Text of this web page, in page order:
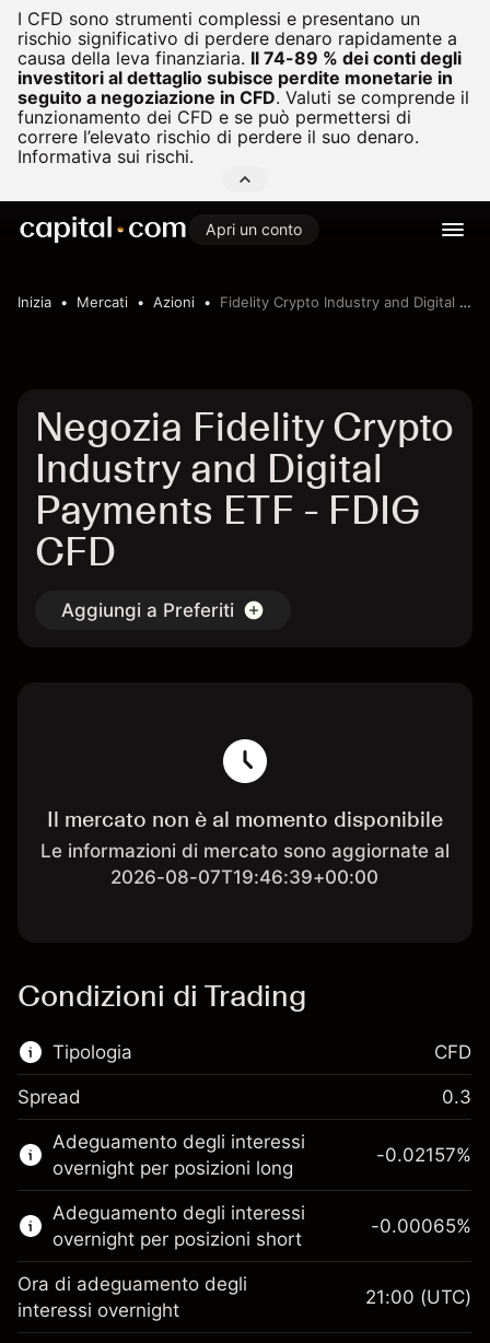
I CFD sono strumenti complessi e presentano un
rischio significativo di perdere denaro rapidamente a
causa della leva finanziaria. Il 74-89 % dei conti degli
investitori al dettaglio subisce perdite monetarie in
seguito a negoziazione in CFD. Valuti se comprende il
funzionamento dei CFD e se può permettersi di
correre l’elevato rischio di perdere il suo denaro.
Informativa sui rischi.
Apri un conto
Inizia Mercati Azioni Fidelity Crypto Industry and Digital Payments ETF
Negozia Fidelity Crypto
Industry and Digital
Payments ETF - FDIG
CFD
Aggiungi a Preferiti
Il mercato non è al momento disponibile
Le informazioni di mercato sono aggiornate al
2026-08-07T19:46:39+00:00
Condizioni di Trading
Tipologia
Questo mercato finanziario è disponibile per il
trading di CFD.
Scopri di più su:
CFD
CFD
Spread 0.3
Adeguamento degli interessi
overnight per posizioni long
-0.02157%
Adeguamento degli interessi
overnight per posizioni short
-0.00065%
Ora di adeguamento degli
interessi overnight
21:00 (UTC)